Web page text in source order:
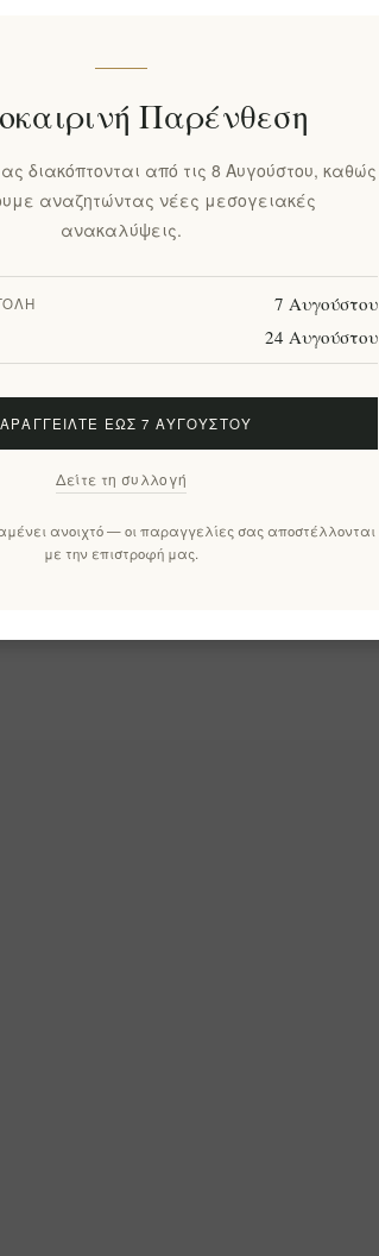
Παρένθεση
διακόπτονται από τις 8 Αυγούστου, καθώς
αναζητώντας νέες μεσογειακές
ανακαλύψεις.
7 Αυγούστου
24 Αυγούστου
ΈΩΣ 7 ΑΥΓΟΎΣΤΟΥ
Δείτε τη συλλογή
ανοιχτό — οι παραγγελίες σας αποστέλλονται
με την επιστροφή μας.